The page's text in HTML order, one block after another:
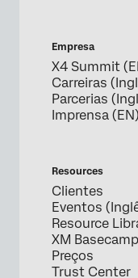
Empresa
X4 Summit
Carreiras
Parcerias
Imprensa (EN)
Resources
Clientes
Eventos
Resource
XM
Preços
Trust Center